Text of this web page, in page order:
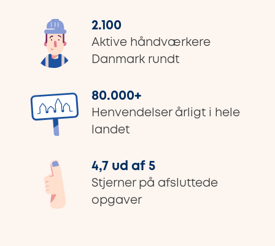
2.100
Aktive håndværkere
Danmark rundt
80.000+
Henvendelser årligt i hele
landet
4,7 ud af 5
Stjerner på afsluttede
opgaver